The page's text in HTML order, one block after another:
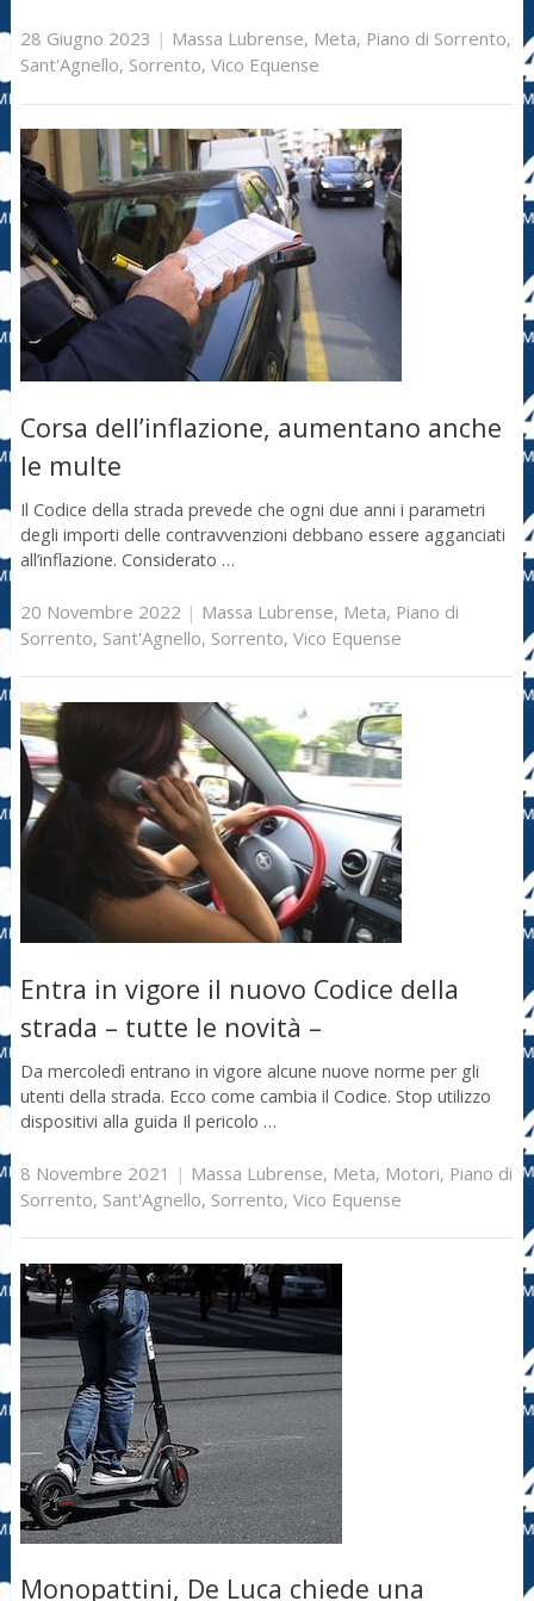
28 Giugno 2023 | Massa Lubrense, Meta, Piano di Sorrento,
Sant'Agnello, Sorrento, Vico Equense
Corsa dell’inflazione, aumentano anche
le multe
Il Codice della strada prevede che ogni due anni i parametri
degli importi delle contravvenzioni debbano essere agganciati
all’inflazione. Considerato …
20 Novembre 2022 | Massa Lubrense, Meta, Piano di
Sorrento, Sant'Agnello, Sorrento, Vico Equense
Entra in vigore il nuovo Codice della
strada – tutte le novità –
Da mercoledì entrano in vigore alcune nuove norme per gli
utenti della strada. Ecco come cambia il Codice. Stop utilizzo
dispositivi alla guida Il pericolo …
8 Novembre 2021 | Massa Lubrense, Meta, Motori, Piano di
Sorrento, Sant'Agnello, Sorrento, Vico Equense
Monopattini, De Luca chiede una